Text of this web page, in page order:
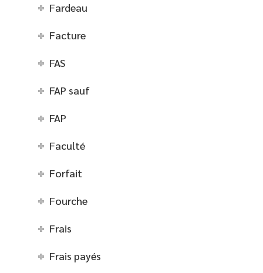
Fardeau
Facture
FAS
FAP sauf
FAP
Faculté
Forfait
Fourche
Frais
Frais payés